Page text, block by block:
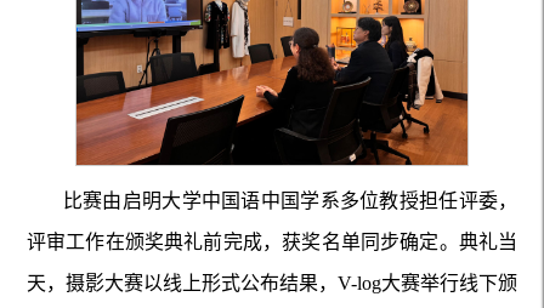
比赛由启明大学中国语中国学系多位教授担任评委，
评审工作在颁奖典礼前完成，获奖名单同步确定。典礼当
天，摄影大赛以线上形式公布结果，V-log大赛举行线下颁